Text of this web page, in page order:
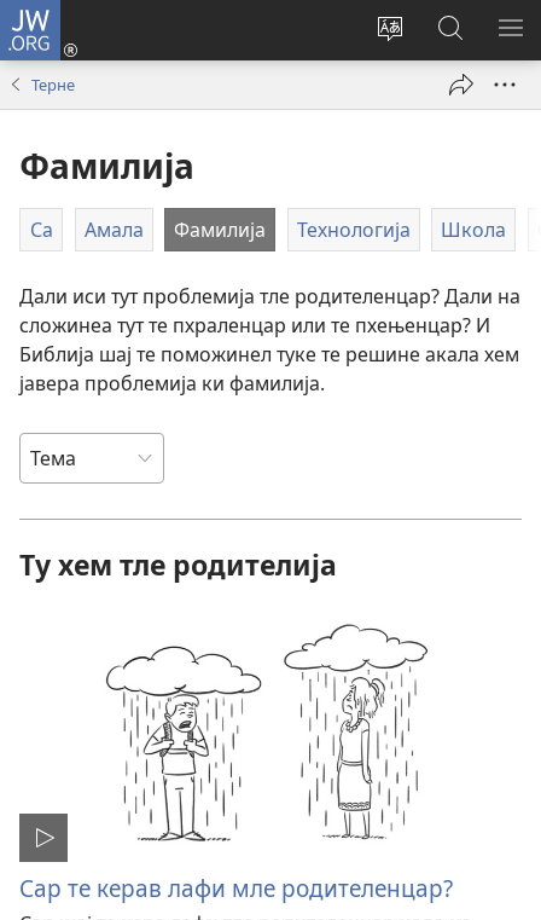
JW.ORG
Change
language
Логирин
Роде
ки
JW.ORG
Терне
Фамилија
Са Амала Фамилија Технологија Школа
Дали иси тут проблемија тле родителенцар? Дали на
сложинеа тут те пхраленцар или те пхењенцар? И
Библија шај те поможинел туке те решине акала хем
јавера проблемија ки фамилија.
Ту хем тле родителија
Сар те керав лафи мле родителенцар?